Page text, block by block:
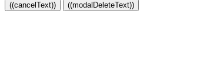
((cancelText)) ((modalDeleteText))